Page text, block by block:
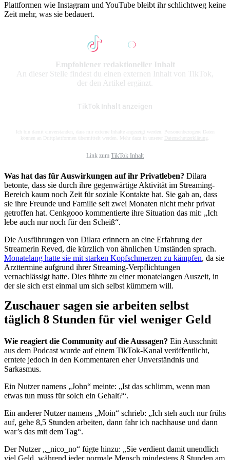
Plattformen wie Instagram und YouTube bleibt ihr schlichtweg keine
Zeit mehr, was sie bedauert.
Empfohlener redaktioneller Inhalt
An dieser Stelle findest du einen externen Inhalt von TikTok,
der den Artikel ergänzt.
TikTok Inhalt anzeigen
Ich bin damit einverstanden, dass mir externe Inhalte angezeigt werden. Personenbezogene Daten
können an Drittplattformen übermittelt werden. Mehr dazu in unserer Datenschutzerklärung
Link zum TikTok Inhalt
Was hat das für Auswirkungen auf ihr Privatleben? Dilara
betonte, dass sie durch ihre gegenwärtige Aktivität im Streaming-
Bereich kaum noch Zeit für soziale Kontakte hat. Sie gab an, dass
sie ihre Freunde und Familie seit zwei Monaten nicht mehr privat
getroffen hat. Cenkgooo kommentierte ihre Situation das mit: „Ich
lebe auch nur noch für den Scheiß“.
Die Ausführungen von Dilara erinnern an eine Erfahrung der
Streamerin Reved, die kürzlich von ähnlichen Umständen sprach.
Monatelang hatte sie mit starken Kopfschmerzen zu kämpfen, da sie
Arzttermine aufgrund ihrer Streaming-Verpflichtungen
vernachlässigt hatte. Dies führte zu einer monatelangen Auszeit, in
der sie sich erst einmal um sich selbst kümmern will.
Zuschauer sagen sie arbeiten selbst
täglich 8 Stunden für viel weniger Geld
Wie reagiert die Community auf die Aussagen? Ein Ausschnitt
aus dem Podcast wurde auf einem TikTok-Kanal veröffentlicht,
erntete jedoch in den Kommentaren eher Unverständnis und
Sarkasmus.
Ein Nutzer namens „John“ meinte: „Ist das schlimm, wenn man
etwas tun muss für solch ein Gehalt?“.
Ein anderer Nutzer namens „Moin“ schrieb: „Ich steh auch nur frühs
auf, gehe 8,5 Stunden arbeiten, dann fahr ich nachhause und dann
war’s das mit dem Tag“.
Der Nutzer „_nico_no“ fügte hinzu: „Sie verdient damit unendlich
viel Geld, während jeder normale Mensch mindestens 8 Stunden am